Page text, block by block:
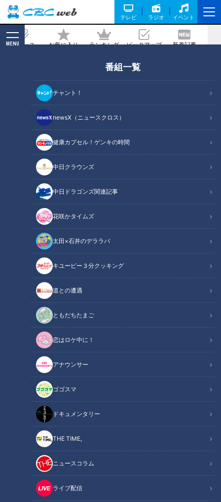
テレビ ラジオ イベント
ニュース お気に入り ランキング ピックアップ 新着記事
MENU
番組一覧
チャント！
newsX（ニュースクロス）
健康カプセル！ゲンキの時間
中日クラウンズ
中日ドラゴンズ関連記事
花咲かタイムズ
太田×石井のデララバ
キユーピー３分クッキング
道との遭遇
ともだちたまご
恋はロケ中に！
アナウンサー
ゴゴスマ
ドキュメンタリー
THE TIME,
ニュースコラム
ライブ配信
救世主」「一番推しのスーパー」 話題の
「ロピア」が賑わっている理由を調査
記事に戻る
CBCテレビ『チャント！』
この記事の画像（全5枚）
記事に戻る
この記事を見たあなたへのおすすめ